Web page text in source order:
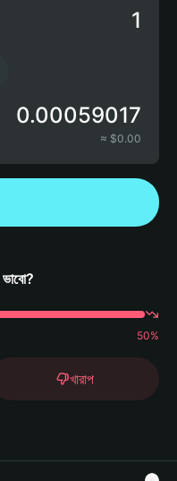
0.00059017
≈ $0.00
50%
খারাপ